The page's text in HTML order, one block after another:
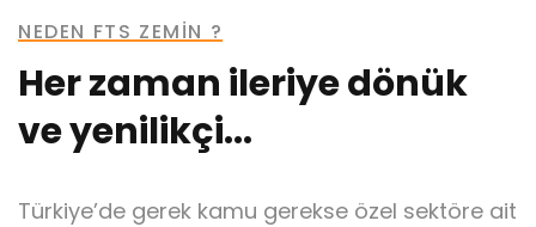
NEDEN FTS ZEMİN ?
Her zaman ileriye dönük
ve yenilikçi...
Türkiye’de gerek kamu gerekse özel sektöre ait